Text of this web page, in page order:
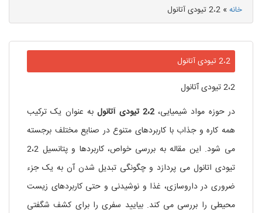
خانه» 2،2 تیودی آتانول
2،2 تیودی آتانول
2،2 تیودی آتانول
در حوزه مواد شیمیایی،2،2 تیودی آتانولبه عنوان یک ترکیب
همه کاره و جذاب با کاربردهای متنوع در صنایع مختلف برجسته
می شود. این مقاله به بررسی خواص، کاربردها و پتانسیل 2،2
تیودی اتانول می پردازد و چگونگی تبدیل شدن آن به یک جزء
ضروری در داروسازی، غذا و نوشیدنی و حتی کاربردهای زیست
محیطی را بررسی می کند. بیایید سفری را برای کشف شگفتی